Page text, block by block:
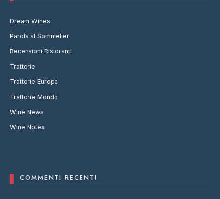
Dream Wines
Parola al Sommelier
Recensioni Ristoranti
Trattorie
Trattorie Europa
Trattorie Mondo
Wine News
Wine Notes
COMMENTI RECENTI